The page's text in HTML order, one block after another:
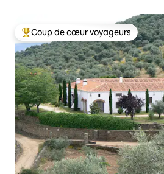
Coups de cœur voyageurs les plus
Coup de cœur voyageurs